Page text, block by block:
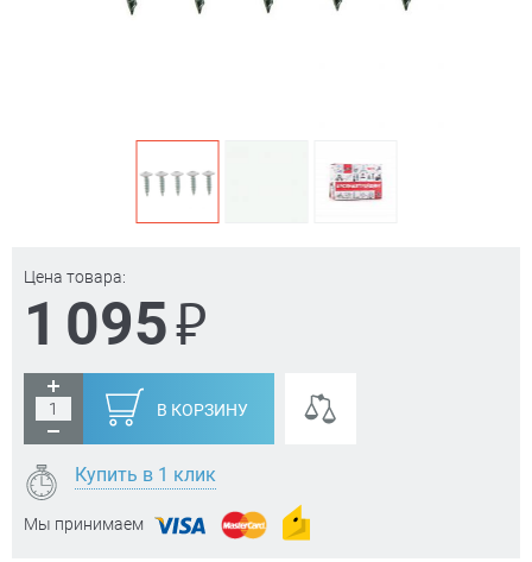
Цена товара:
1 095₽
В КОРЗИНУ
Купить в 1 клик
Мы принимаем